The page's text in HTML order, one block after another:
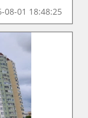
08-01 18:48:25